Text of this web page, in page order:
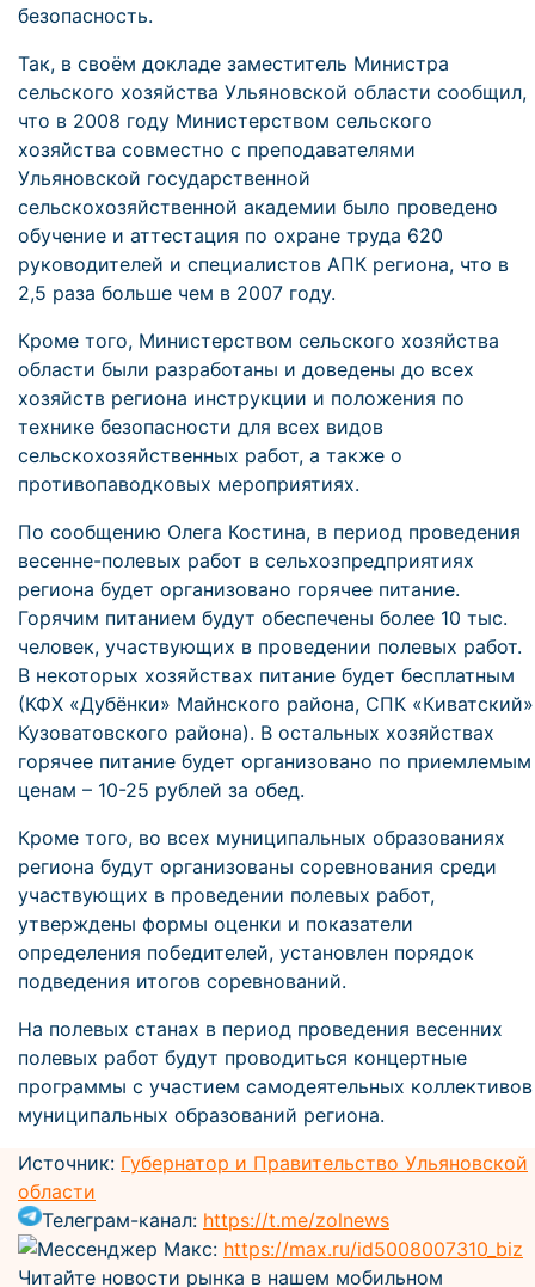
безопасность.
Так, в своём докладе заместитель Министра
сельского хозяйства Ульяновской области сообщил,
что в 2008 году Министерством сельского
хозяйства совместно с преподавателями
Ульяновской государственной
сельскохозяйственной академии было проведено
обучение и аттестация по охране труда 620
руководителей и специалистов АПК региона, что в
2,5 раза больше чем в 2007 году.
Кроме того, Министерством сельского хозяйства
области были разработаны и доведены до всех
хозяйств региона инструкции и положения по
технике безопасности для всех видов
сельскохозяйственных работ, а также о
противопаводковых мероприятиях.
По сообщению Олега Костина, в период проведения
весенне-полевых работ в сельхозпредприятиях
региона будет организовано горячее питание.
Горячим питанием будут обеспечены более 10 тыс.
человек, участвующих в проведении полевых работ.
В некоторых хозяйствах питание будет бесплатным
(КФХ «Дубёнки» Майнского района, СПК «Киватский»
Кузоватовского района). В остальных хозяйствах
горячее питание будет организовано по приемлемым
ценам – 10-25 рублей за обед.
Кроме того, во всех муниципальных образованиях
региона будут организованы соревнования среди
участвующих в проведении полевых работ,
утверждены формы оценки и показатели
определения победителей, установлен порядок
подведения итогов соревнований.
На полевых станах в период проведения весенних
полевых работ будут проводиться концертные
программы с участием самодеятельных коллективов
муниципальных образований региона.
Источник: Губернатор и Правительство Ульяновской
области
Телеграм-канал: https://t.me/zolnews
Мессенджер Макс: https://max.ru/id5008007310_biz
Читайте новости рынка в нашем мобильном